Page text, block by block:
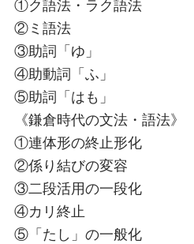
②ミ語法
③助詞「ゆ」
④助動詞「ふ」
⑤助詞「はも」
《鎌倉時代の文法・語法》
①連体形の終止形化
②係り結びの変容
③二段活用の一段化
④カリ終止
⑤「たし」の一般化